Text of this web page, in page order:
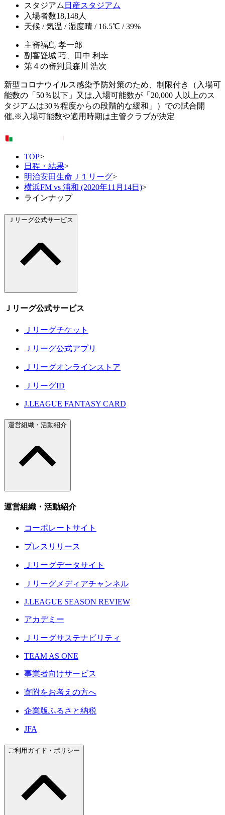
スタジアム 日産スタジアム
入場者数18,148人
天候 / 気温 / 湿度晴 / 16.5℃ / 39%
主審福島 孝一郎
副審聳城 巧、田中 利幸
第４の審判員森川 浩次
新型コロナウイルス感染予防対策のため、制限付き（入場可
能数の「50％以下」又は,入場可能数が「20,000 人以上のス
タジアムは30％程度からの段階的な緩和」）での試合開
催,※入場可能数や適用時期は主管クラブが決定
TOP>
日程・結果>
明治安田生命Ｊ１リーグ>
横浜FM vs 浦和 (2020年11月14日)>
ラインナップ
Ｊリーグ公式サービス
Ｊリーグ公式サービス
Ｊリーグチケット
Ｊリーグ公式アプリ
Ｊリーグオンラインストア
ＪリーグID
J.LEAGUE FANTASY CARD
運営組織・活動紹介
運営組織・活動紹介
コーポレートサイト
プレスリリース
Ｊリーグデータサイト
Ｊリーグメディアチャンネル
J.LEAGUE SEASON REVIEW
アカデミー
Ｊリーグサステナビリティ
TEAM AS ONE
事業者向けサービス
寄附をお考えの方へ
企業版ふるさと納税
JFA
ご利用ガイド・ポリシー